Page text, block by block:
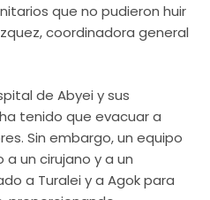
que no pudieron huir
coordinadora general
de Abyei y sus
tenido que evacuar a
Sin embargo, un equipo
a un cirujano y a un
a Turalei y a Agok para